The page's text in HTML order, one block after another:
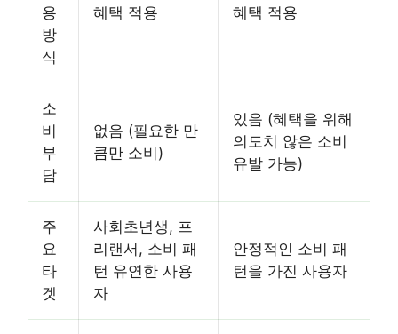
용
방
식
혜택 적용
혜택 적용
소
비
부
담
없음 (필요한 만
큼만 소비)
있음 (혜택을 위해
의도치 않은 소비
유발 가능)
주
요
타
겟
사회초년생, 프
리랜서, 소비 패
턴 유연한 사용
자
안정적인 소비 패
턴을 가진 사용자